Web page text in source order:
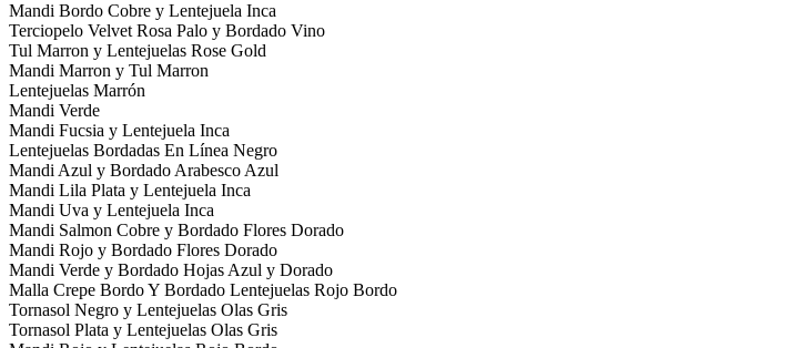
Mandi Bordo Cobre y Lentejuela Inca
Terciopelo Velvet Rosa Palo y Bordado Vino
Tul Marron y Lentejuelas Rose Gold
Mandi Marron y Tul Marron
Lentejuelas Marrón
Mandi Verde
Mandi Fucsia y Lentejuela Inca
Lentejuelas Bordadas En Línea Negro
Mandi Azul y Bordado Arabesco Azul
Mandi Lila Plata y Lentejuela Inca
Mandi Uva y Lentejuela Inca
Mandi Salmon Cobre y Bordado Flores Dorado
Mandi Rojo y Bordado Flores Dorado
Mandi Verde y Bordado Hojas Azul y Dorado
Malla Crepe Bordo Y Bordado Lentejuelas Rojo Bordo
Tornasol Negro y Lentejuelas Olas Gris
Tornasol Plata y Lentejuelas Olas Gris